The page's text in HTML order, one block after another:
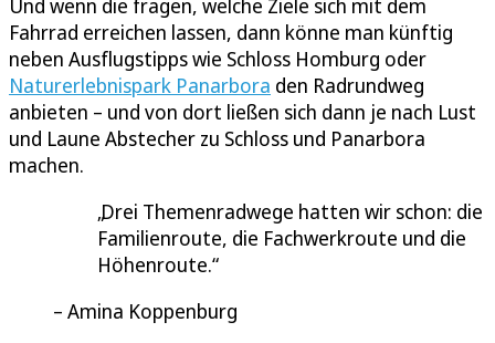
Und wenn die fragen, welche Ziele sich mit dem
Fahrrad erreichen lassen, dann könne man künftig
neben Ausflugstipps wie Schloss Homburg oder
Naturerlebnispark Panarbora den Radrundweg
anbieten – und von dort ließen sich dann je nach Lust
und Laune Abstecher zu Schloss und Panarbora
machen.
Drei Themenradwege hatten wir schon: die
Familienroute, die Fachwerkroute und die
Höhenroute.
Amina Koppenburg